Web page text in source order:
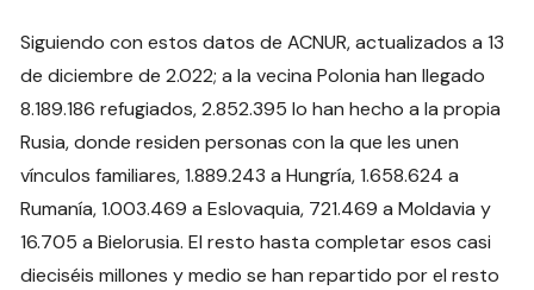
Siguiendo con estos datos de ACNUR, actualizados a 13
de diciembre de 2.022; a la vecina Polonia han llegado
8.189.186 refugiados, 2.852.395 lo han hecho a la propia
Rusia, donde residen personas con la que les unen
vínculos familiares, 1.889.243 a Hungría, 1.658.624 a
Rumanía, 1.003.469 a Eslovaquia, 721.469 a Moldavia y
16.705 a Bielorusia. El resto hasta completar esos casi
dieciséis millones y medio se han repartido por el resto